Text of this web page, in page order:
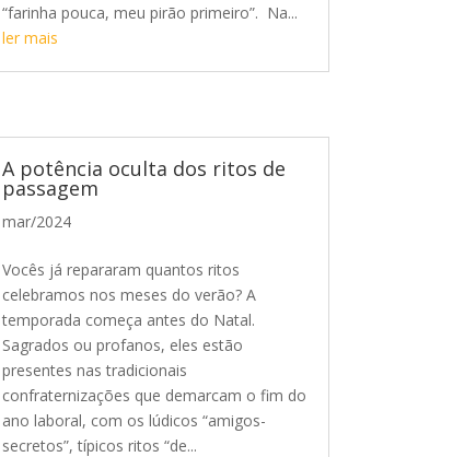
“farinha pouca, meu pirão primeiro”. Na...
ler mais
A potência oculta dos ritos de
passagem
mar/2024
Vocês já repararam quantos ritos
celebramos nos meses do verão? A
temporada começa antes do Natal.
Sagrados ou profanos, eles estão
presentes nas tradicionais
confraternizações que demarcam o fim do
ano laboral, com os lúdicos “amigos-
secretos”, típicos ritos “de...